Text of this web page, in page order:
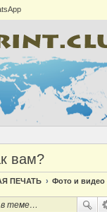
вам?
ПЕЧАТЬ Фото и видео